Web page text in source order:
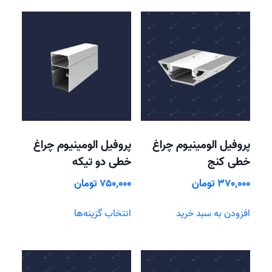
پروفیل الومینیوم چراغ
خطی کنج
370,000تومان
افزودن به سبد خرید
پروفیل الومینیوم چراغ
خطی دو تیکه
750,000تومان
انتخاب گزینه‌هامحصول
انواع
مختلفی